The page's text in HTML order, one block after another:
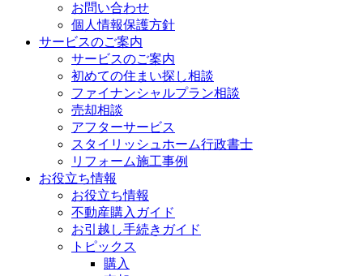
お問い合わせ
個人情報保護方針
サービスのご案内
サービスのご案内
初めての住まい探し相談
ファイナンシャルプラン相談
売却相談
アフターサービス
スタイリッシュホーム行政書士
リフォーム施工事例
お役立ち情報
お役立ち情報
不動産購入ガイド
お引越し手続きガイド
トピックス
購入